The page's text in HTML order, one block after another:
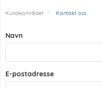
Kundeområdet Kontakt oss
Navn
E-postadresse